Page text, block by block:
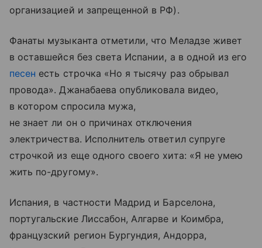
организацией и запрещенной в РФ).
Фанаты музыканта отметили, что Меладзе живет
в оставшейся без света Испании, а в одной из его
песен есть строчка «Но я тысячу раз обрывал
провода». Джанабаева опубликовала видео,
в котором спросила мужа,
не знает ли он о причинах отключения
электричества. Исполнитель ответил супруге
строчкой из еще одного своего хита: «Я не умею
жить по-другому».
Испания, в частности Мадрид и Барселона,
португальские Лиссабон, Алгарве и Коимбра,
французский регион Бургундия, Андорра,